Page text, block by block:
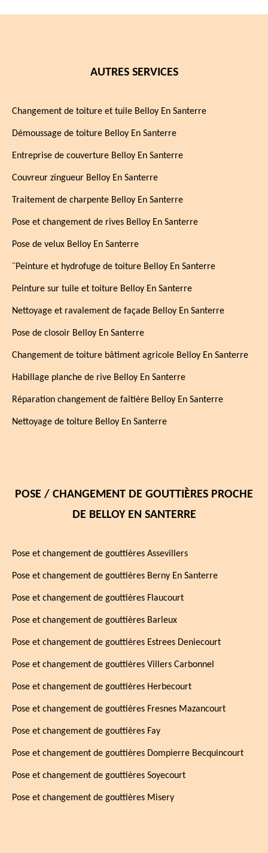
AUTRES SERVICES
Changement de toiture et tuile Belloy En Santerre
Démoussage de toiture Belloy En Santerre
Entreprise de couverture Belloy En Santerre
Couvreur zingueur Belloy En Santerre
Traitement de charpente Belloy En Santerre
Pose et changement de rives Belloy En Santerre
Pose de velux Belloy En Santerre
¨Peinture et hydrofuge de toiture Belloy En Santerre
Peinture sur tuile et toiture Belloy En Santerre
Nettoyage et ravalement de façade Belloy En Santerre
Pose de closoir Belloy En Santerre
Changement de toiture bâtiment agricole Belloy En Santerre
Habillage planche de rive Belloy En Santerre
Réparation changement de faîtière Belloy En Santerre
Nettoyage de toiture Belloy En Santerre
POSE / CHANGEMENT DE GOUTTIÈRES PROCHE
DE BELLOY EN SANTERRE
Pose et changement de gouttières Assevillers
Pose et changement de gouttières Berny En Santerre
Pose et changement de gouttières Flaucourt
Pose et changement de gouttières Barleux
Pose et changement de gouttières Estrees Deniecourt
Pose et changement de gouttières Villers Carbonnel
Pose et changement de gouttières Herbecourt
Pose et changement de gouttières Fresnes Mazancourt
Pose et changement de gouttières Fay
Pose et changement de gouttières Dompierre Becquincourt
Pose et changement de gouttières Soyecourt
Pose et changement de gouttières Misery